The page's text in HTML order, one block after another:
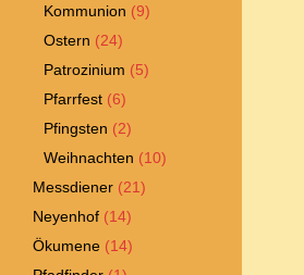
Kommunion (9)
Ostern (24)
Patrozinium (5)
Pfarrfest (6)
Pfingsten (2)
Weihnachten (10)
Messdiener (21)
Neyenhof (14)
Ökumene (14)